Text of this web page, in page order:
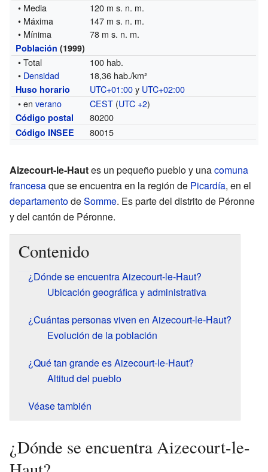
• Media
120 m s. n. m.
• Máxima
147 m s. n. m.
• Mínima
78 m s. n. m.
Población (1999)
• Total
100 hab.
• Densidad 18,36 hab./km²
Huso horario UTC+01:00y UTC+02:00
• enverano CEST (UTC +2)
Código postal 80200
Código INSEE 80015
Aizecourt-le-Hautes un pequeño pueblo y unacomuna
francesaque se encuentra en la región de Picardía, en el
departamentodeSomme. Es parte del distrito de Péronne
y del cantón de Péronne.
Contenido
¿Dónde se encuentra Aizecourt-le-Haut?
Ubicación geográfica y administrativa
¿Cuántas personas viven en Aizecourt-le-Haut?
Evolución de la población
¿Qué tan grande es Aizecourt-le-Haut?
Altitud del pueblo
Véase también
¿Dónde se encuentra Aizecourt-le-